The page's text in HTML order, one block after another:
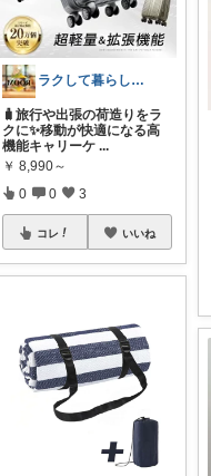
ラクして暮らしたい部
🧳旅行や出張の荷造りをラ
クに✨移動が快適になる高
機能キャリーケ ...
￥ 8,990～
0 0 3
コレ いいね